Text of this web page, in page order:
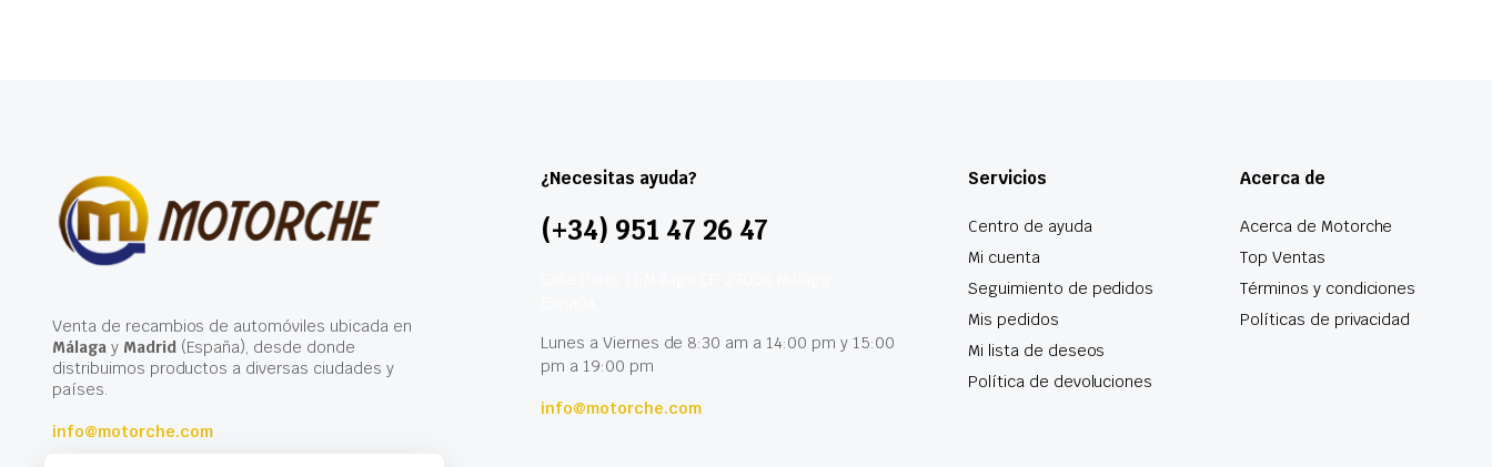
Venta de recambios de automóviles ubicada en
Málagay Madrid(España), desde donde
distribuimos productos a diversas ciudades y
países.
info@motorche.com
¿Necesitas ayuda?
(+34) 951 47 26 47
Lunes a Viernes de 8:30 am a 14:00 pm y 15:00
pm a 19:00 pm
info@motorche.com
Servicios
Centro de ayuda
Mi cuenta
Seguimiento de pedidos
Mis pedidos
Mi lista de deseos
Política de devoluciones
Acerca de
Acerca de Motorche
Top Ventas
Términos y condiciones
Políticas de privacidad